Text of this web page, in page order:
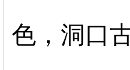
色，洞口